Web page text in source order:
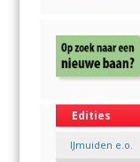
Edities
IJmuiden e.o.